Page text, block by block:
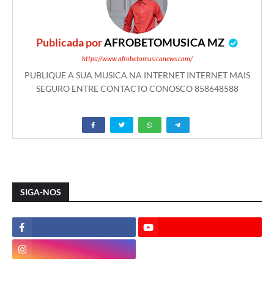
Publicada porAFROBETOMUSICA MZ
https://www.afrobetomusicanews.com/
PUBLIQUE A SUA MUSICA NA INTERNET INTERNET MAIS
SEGURO ENTRE CONTACTO CONOSCO 858648588
SIGA-NOS